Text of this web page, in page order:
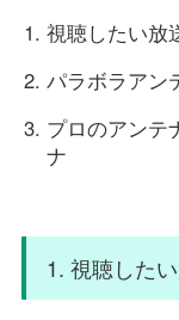
視聴したい放
パラボラアン
プロのアンテ
ナ
1. 視聴した